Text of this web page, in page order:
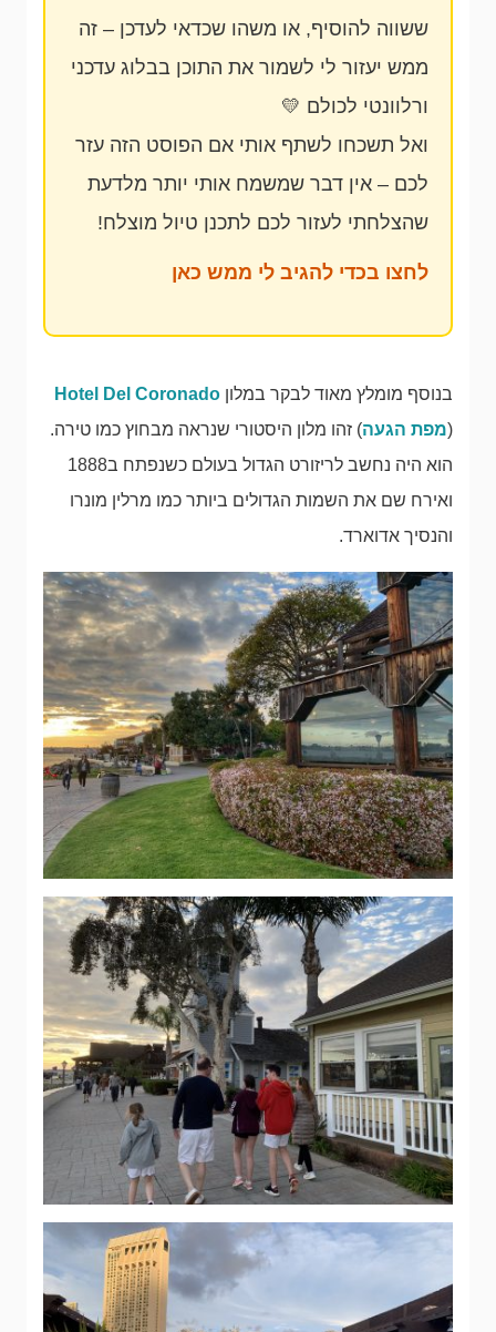
ששווה להוסיף, או משהו שכדאי לעדכן – זה
ממש יעזור לי לשמור את התוכן בבלוג עדכני
ורלוונטי לכולם 💛
ואל תשכחו לשתף אותי אם הפוסט הזה עזר
לכם – אין דבר שמשמח אותי יותר מלדעת
שהצלחתי לעזור לכם לתכנן טיול מוצלח!
לחצו בכדי להגיב לי ממש כאן
בנוסף מומלץ מאוד לבקר במלון Hotel Del Coronado
(מפת הגעה) זהו מלון היסטורי שנראה מבחוץ כמו טירה.
הוא היה נחשב לריזורט הגדול בעולם כשנפתח ב1888
ואירח שם את השמות הגדולים ביותר כמו מרלין מונרו
והנסיך אדוארד.